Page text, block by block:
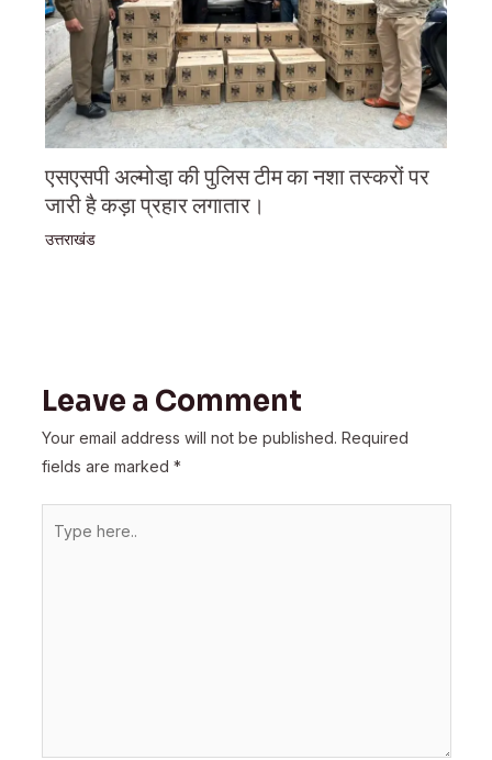
एसएसपी अल्मोडा़ की पुलिस टीम का नशा तस्करों पर
जारी है कड़ा प्रहार लगातार।
उत्तराखंड
Leave a Comment
Your email address will not be published. Required
fields are marked *
here..